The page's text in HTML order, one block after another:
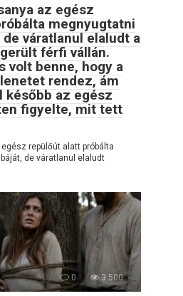
az egész
megnyugtatni
váratlanul elaludt a
férfi vállán.
volt benne, hogy a
rendez, ám
később az egész
figyelte, mit tett
repülőút alatt próbálta
de váratlanul elaludt
0 3 500